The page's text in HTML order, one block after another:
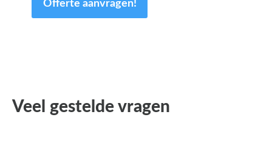
Offerte aanvragen!
Veel gestelde vragen